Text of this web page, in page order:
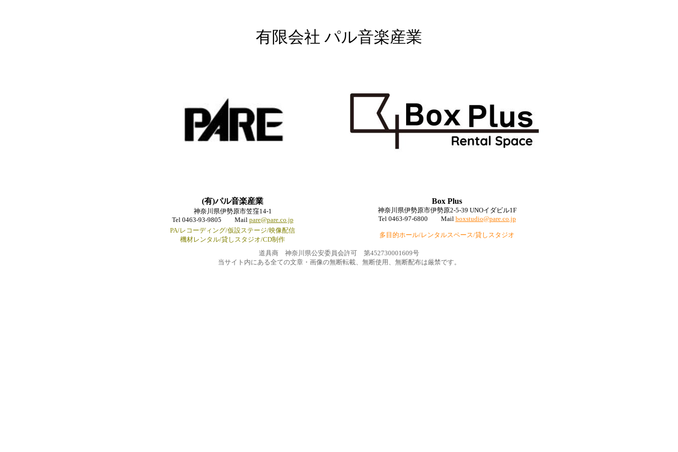
有限会社 パル音楽産業
(有)パル音楽産業
神奈川県伊勢原市笠窪14-1
Tel 0463-93-9805 Mail pare@pare.co.jp
Box Plus
神奈川県伊勢原市伊勢原2-5-39 UNOイダビル1F
Tel 0463-97-6800 Mail boxstudio@pare.co.jp
PA/レコーディング/仮設ステージ/映像配信
機材レンタル/貸しスタジオ/CD制作
多目的ホール/レンタルスペース/貸しスタジオ
道具商 神奈川県公安委員会許可 第452730001609号
当サイト内にある全ての文章・画像の無断転載、無断使用、無断配布は厳禁です。